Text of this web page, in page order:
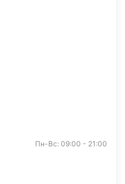
Пн-Вс: 09:00 - 21:00